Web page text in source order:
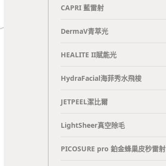
CAPRI 藍雷射
DermaV青萃光
HEALITE II賦能光
HydraFacial海菲秀水飛梭
JETPEEL潔比爾
LightSheer真空除毛
PICOSURE pro 鉑金蜂巢皮秒雷射